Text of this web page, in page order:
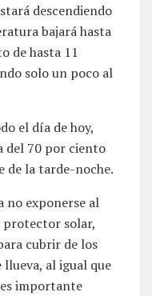
descendiendo
bajará hasta
de hasta 11
solo un poco al
el día de hoy,
del 70 por ciento
de la tarde-noche.
no exponerse al
protector solar,
cubrir de los
llueva, al igual que
importante